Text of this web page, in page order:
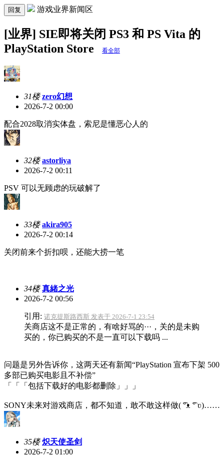
回复 游戏业界新闻区
[业界] SIE即将关闭 PS3 和 PS Vita 的
PlayStation Store
看全部
31楼 zero幻想
2026-7-2 00:00
配合2028取消实体盘，索尼是懂恶心人的
32楼 astorliya
2026-7-2 00:11
PSV 可以无顾虑的玩破解了
33楼 akira905
2026-7-2 00:14
关闭前来个折扣呗，还能大捞一笔
34楼 真緒之光
2026-7-2 00:56
引用: 诺克提斯路西斯 发表于 2026-7-1 23:54
关商店这不是正常的，有啥好骂的···，关的是未购
买的，你已购买的不是一直可以下载吗 ...
问题是另外告诉你，这两天还有新闻“PlayStation 宣布下架 500
多部已购买电影且不补偿”
「「「包括下载好的电影都删除」」」
SONY未来对游戏商店，都不知道，敢不敢这样做(⁠ ͡⁠°⁠ᴥ⁠ ͡⁠°⁠ ⁠ʋ⁠)……
35楼 炽天使圣剑
2026-7-2 01:00